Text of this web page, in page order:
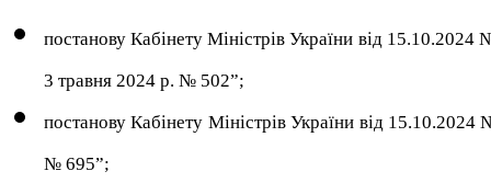
постанову Кабінету Міністрів України від
3 травня 2024 р. № 502”;
постанову Кабінету Міністрів України від
№ 695”;